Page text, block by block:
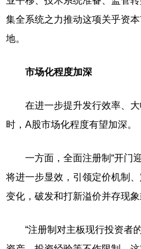
集全系统之力推动这项关乎资
地。
市场化程度加深
在进一步提升发行效率、大
时，A股市场化程度有望加深。
一方面，全面注册制“开门迎
将进一步显效，引领定价机制
变化，破发和打新溢价并存现象
“注册制对主板现行投资者